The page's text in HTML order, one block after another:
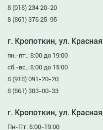
8 (918) 234 20-20
8 (861) 376 25-95
г. Кропоткин, ул.
пн.-пт.: 8:00 до 19:00
сб.-вс.: 8:00 до 15:00
8 (918) 091-20-20
8 (861) 383-00-33
г. Кропоткин, ул.
Пн-Пт: 8:00-19:00